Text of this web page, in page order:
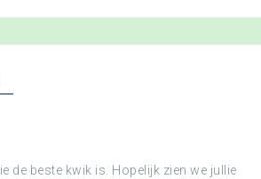
de beste kwik is. Hopelijk zien we jullie